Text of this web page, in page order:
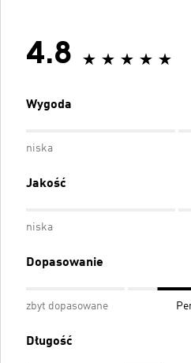
4.8
Wygoda
niska
Jakość
niska
Dopasowanie
zbyt dopasowane
Długość